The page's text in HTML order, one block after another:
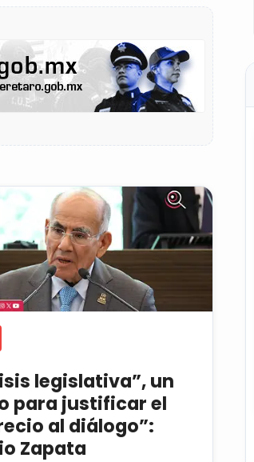
legislativa”, un
para justificar el
al diálogo”:
Zapata